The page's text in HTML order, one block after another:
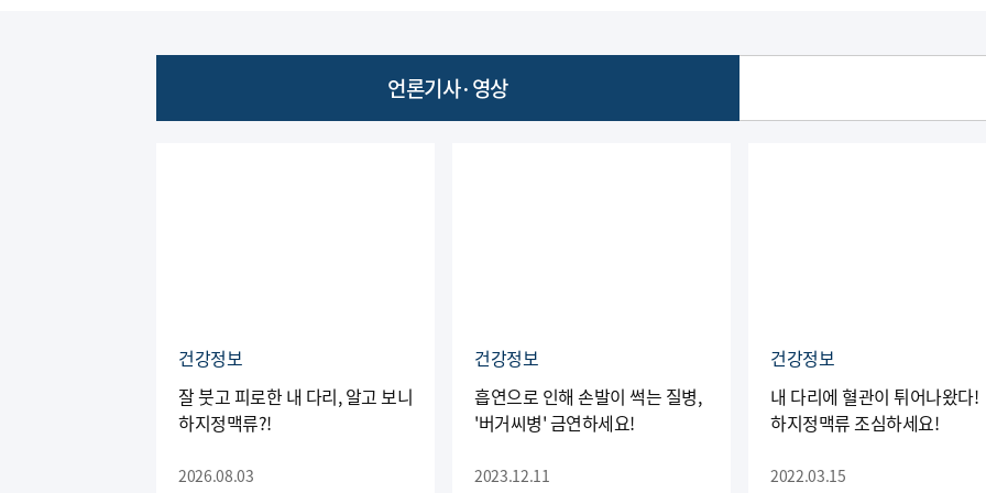
언론기사·영상
건강정보
잘 붓고 피로한 내 다리, 알고 보니
하지정맥류?!
2026.08.03
건강정보
흡연으로 인해 손발이 썩는 질병,
'버거씨병' 금연하세요!
2023.12.11
건강정보
내 다리에 혈관이 튀어나왔다!
하지정맥류 조심하세요!
2022.03.15